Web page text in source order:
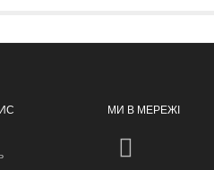
МИ В МЕРЕЖІ